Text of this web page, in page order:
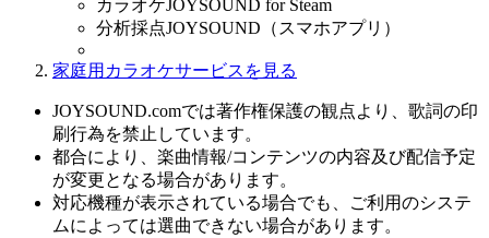
カラオケJOYSOUND for Steam
分析採点JOYSOUND（スマホアプリ）
家庭用カラオケサービスを見る
JOYSOUND.comでは著作権保護の観点より、歌詞の印
刷行為を禁止しています。
都合により、楽曲情報/コンテンツの内容及び配信予定
が変更となる場合があります。
対応機種が表示されている場合でも、ご利用のシステ
ムによっては選曲できない場合があります。